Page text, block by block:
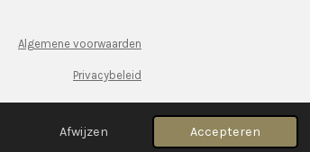
Afwijzen Accepteren
Algemene voorwaarden
Privacybeleid